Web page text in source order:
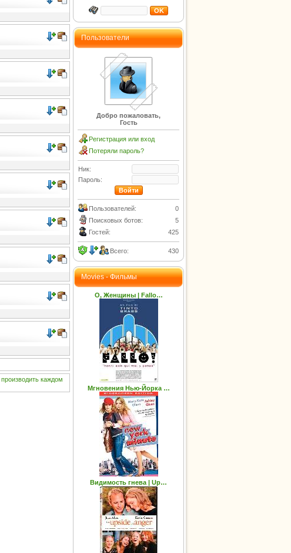
производить каждом
Пользователи
Добро пожаловать,
Гость
Регистрация или вход
Потеряли пароль?
Ник:
Пароль:
Пользователей:
0
Поисковых ботов:
5
Гостей:
425
Всего: 430
Movies - Фильмы
О, Женщины | Fallo…
Мгновения Нью-Йорка …
Видимость гнева | Up…